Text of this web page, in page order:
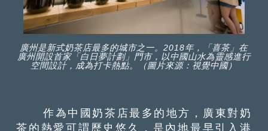
廣州是新式奶茶店最多的城市之一。2018年，「喜茶」在
廣州開設首家「白日夢計劃」門市，以中國山水為靈感進行
空間設計，成為打卡熱點。（圖片來源：視覺中國）
作為中國奶茶店最多的地方，廣東對奶
茶的熱愛可謂歷史悠久，是內地最早引入港